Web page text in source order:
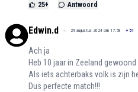
25+ Antwoord
Edwin.d 29 augustus 2024 om 17:58 + 51
Ach ja
Heb 10 jaar in Zeeland gewoond
Als iets achterbaks volk is zijn
Dus perfecte match!!!